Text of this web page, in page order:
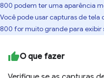
800 podem ter uma aparência
Você pode usar capturas de tela
800 for muito grande para
O que fazer